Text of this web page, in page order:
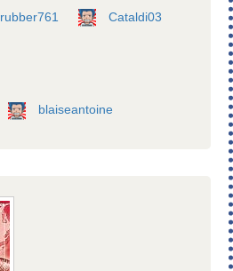
rubber761 Cataldi03
blaiseantoine